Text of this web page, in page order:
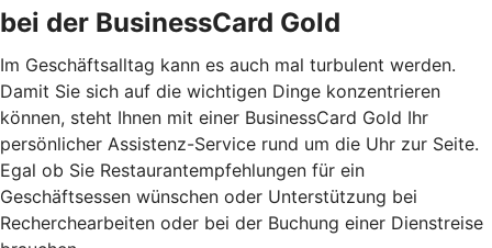
bei der BusinessCard Gold
Im Geschäftsalltag kann es auch mal turbulent werden.
Damit Sie sich auf die wichtigen Dinge konzentrieren
können, steht Ihnen mit einer BusinessCard Gold Ihr
persönlicher Assistenz-Service rund um die Uhr zur Seite.
Egal ob Sie Restaurantempfehlungen für ein
Geschäftsessen wünschen oder Unterstützung bei
Recherchearbeiten oder bei der Buchung einer Dienstreise